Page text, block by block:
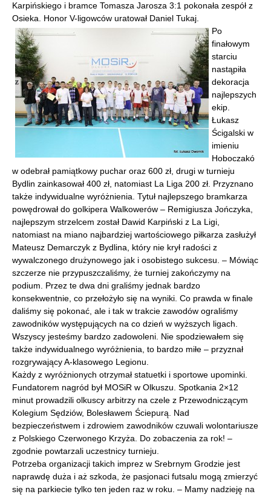
Karpińskiego i bramce Tomasza Jarosza 3:1 pokonała zespół z
Osieka. Honor V-ligowców uratował Daniel Tukaj.
Po
finałowym
starciu
nastąpiła
dekoracja
najlepszych
ekip.
Łukasz
Ścigalski w
imieniu
Hoboczakó
w odebrał pamiątkowy puchar oraz 600 zł, drugi w turnieju
Bydlin zainkasował 400 zł, natomiast La Liga 200 zł. Przyznano
także indywidualne wyróżnienia. Tytuł najlepszego bramkarza
powędrował do golkipera Walkowerów – Remigiusza Jończyka,
najlepszym strzelcem został Dawid Karpiński z La Ligi,
natomiast na miano najbardziej wartościowego piłkarza zasłużył
Mateusz Demarczyk z Bydlina, który nie krył radości z
wywalczonego drużynowego jak i osobistego sukcesu. – Mówiąc
szczerze nie przypuszczaliśmy, że turniej zakończymy na
podium. Przez te dwa dni graliśmy jednak bardzo
konsekwentnie, co przełożyło się na wyniki. Co prawda w finale
daliśmy się pokonać, ale i tak w trakcie zawodów ograliśmy
zawodników występujących na co dzień w wyższych ligach.
Wszyscy jesteśmy bardzo zadowoleni. Nie spodziewałem się
także indywidualnego wyróżnienia, to bardzo miłe – przyznał
rozgrywający A-klasowego Legionu.
Każdy z wyróżnionych otrzymał statuetki i sportowe upominki.
Fundatorem nagród był MOSiR w Olkuszu. Spotkania 2×12
minut prowadzili olkuscy arbitrzy na czele z Przewodniczącym
Kolegium Sędziów, Bolesławem Ściepurą. Nad
bezpieczeństwem i zdrowiem zawodników czuwali wolontariusze
z Polskiego Czerwonego Krzyża. Do zobaczenia za rok! –
zgodnie powtarzali uczestnicy turnieju.
Potrzeba organizacji takich imprez w Srebrnym Grodzie jest
naprawdę duża i aż szkoda, że pasjonaci futsalu mogą zmierzyć
się na parkiecie tylko ten jeden raz w roku. – Mamy nadzieję na